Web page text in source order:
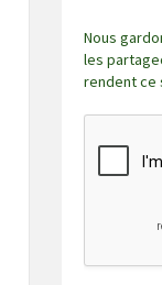
Nous
les
rendent ce